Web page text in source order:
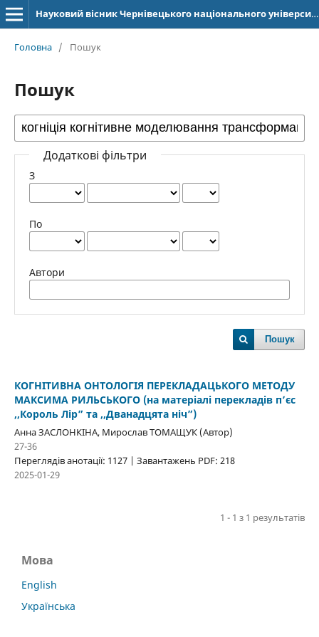
Науковий вісник Чернівецького національного університету імені Юрія Федьковича. Серія: Германська філологія
Головна / Пошук
Пошук
Додаткові фільтри
З
По
Автори
Пошук
КОГНІТИВНА ОНТОЛОГІЯ ПЕРЕКЛАДАЦЬКОГО МЕТОДУ
МАКСИМА РИЛЬСЬКОГО (на матеріалі перекладів п’єс
,,Король Лір” та ,,Дванадцята ніч”)
Анна ЗАСЛОНКІНА, Мирослав ТОМАЩУК (Автор)
27-36
Переглядів анотації: 1127 | Завантажень PDF: 218
2025-01-29
1 - 1 з 1 результатів
Мова
English
Українська